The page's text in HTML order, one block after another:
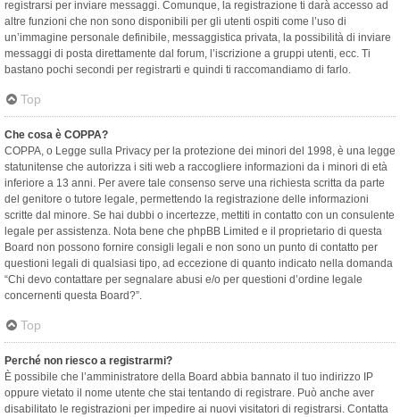
registrarsi per inviare messaggi. Comunque, la registrazione ti darà accesso ad
altre funzioni che non sono disponibili per gli utenti ospiti come l’uso di
un’immagine personale definibile, messaggistica privata, la possibilità di inviare
messaggi di posta direttamente dal forum, l’iscrizione a gruppi utenti, ecc. Ti
bastano pochi secondi per registrarti e quindi ti raccomandiamo di farlo.
Top
Che cosa è COPPA?
COPPA, o Legge sulla Privacy per la protezione dei minori del 1998, è una legge
statunitense che autorizza i siti web a raccogliere informazioni da i minori di età
inferiore a 13 anni. Per avere tale consenso serve una richiesta scritta da parte
del genitore o tutore legale, permettendo la registrazione delle informazioni
scritte dal minore. Se hai dubbi o incertezze, mettiti in contatto con un consulente
legale per assistenza. Nota bene che phpBB Limited e il proprietario di questa
Board non possono fornire consigli legali e non sono un punto di contatto per
questioni legali di qualsiasi tipo, ad eccezione di quanto indicato nella domanda
“Chi devo contattare per segnalare abusi e/o per questioni d’ordine legale
concernenti questa Board?”.
Top
Perché non riesco a registrarmi?
È possibile che l’amministratore della Board abbia bannato il tuo indirizzo IP
oppure vietato il nome utente che stai tentando di registrare. Può anche aver
disabilitato le registrazioni per impedire ai nuovi visitatori di registrarsi. Contatta